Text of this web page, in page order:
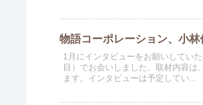
物語コーポレーション、小
1月にインタビューをお願いしてい
目）でお会いしました。取材内容は
ます。インタビューは予定してい...